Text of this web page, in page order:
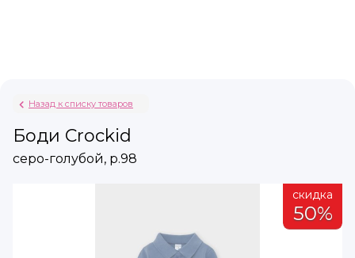
Назад к списку товаров
Боди Crockid
серо-голубой, р.98
скидка
50%